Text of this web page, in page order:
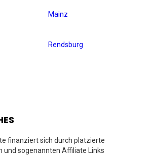
Mainz
Rendsburg
finanziert sich durch platzierte
und sogenannten Affiliate Links